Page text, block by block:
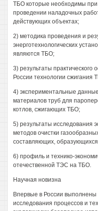
ТБО которые необходимы
проведении наладочных
действующих объектах;
2) методика проведения и
энерготехнологических
являются ТБО;
3) результаты
России технологии
4) экспериментальные
материалов труб для
котлов, сжигающих ТБО;
5) результаты исследования
методов очистки
составляющих,
6) профиль и технико-
отечественной ТЭС на ТБО.
Научная новизна
Впервые в России выполнены
исследования процессов и